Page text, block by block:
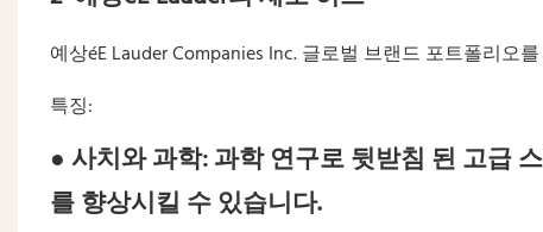
예상éE Lauder Companies Inc. 글로벌 브랜드 포트폴리
특징:
● 사치와 과학: 과학 연구로 뒷받침 된 고급
를 향상시킬 수 있습니다.